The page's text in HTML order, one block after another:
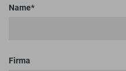
Name
Firma